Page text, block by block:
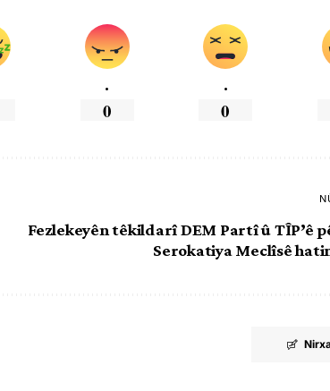
.
0
.
0
Fezlekeyên têkildarî DEM Partî û TÎP’ê
Serokatiya Meclîsê